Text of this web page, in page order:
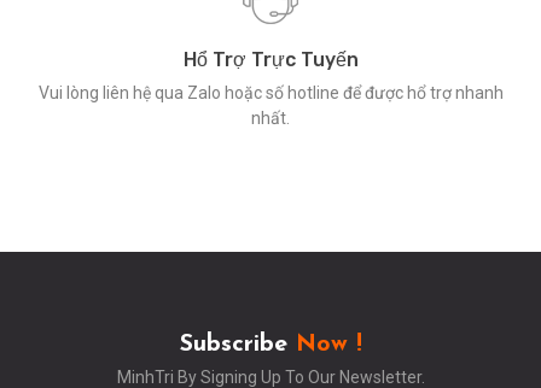
Hổ Trợ Trực Tuyến
Vui lòng liên hệ qua Zalo hoặc số hotline để được hổ trợ nhanh
nhất.
Subscribe Now !
MinhTri By Signing Up To Our Newsletter.